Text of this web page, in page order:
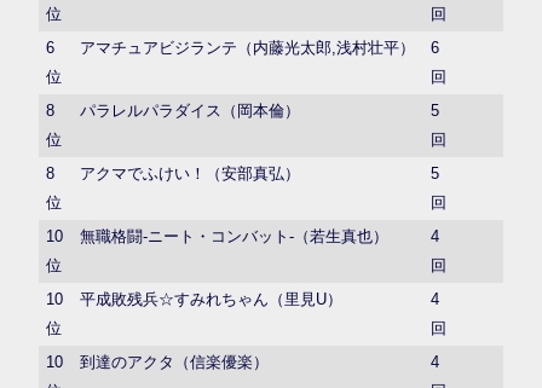
位
回
6
位
アマチュアビジランテ（内藤光太郎,浅村壮平）
6
回
8
位
パラレルパラダイス（岡本倫）
5
回
8
位
アクマでふけい！（安部真弘）
5
回
10
位
無職格闘-ニート・コンバット-（若生真也）
4
回
10
位
平成敗残兵☆すみれちゃん（里見U）
4
回
10
到達のアクタ（信楽優楽）
4